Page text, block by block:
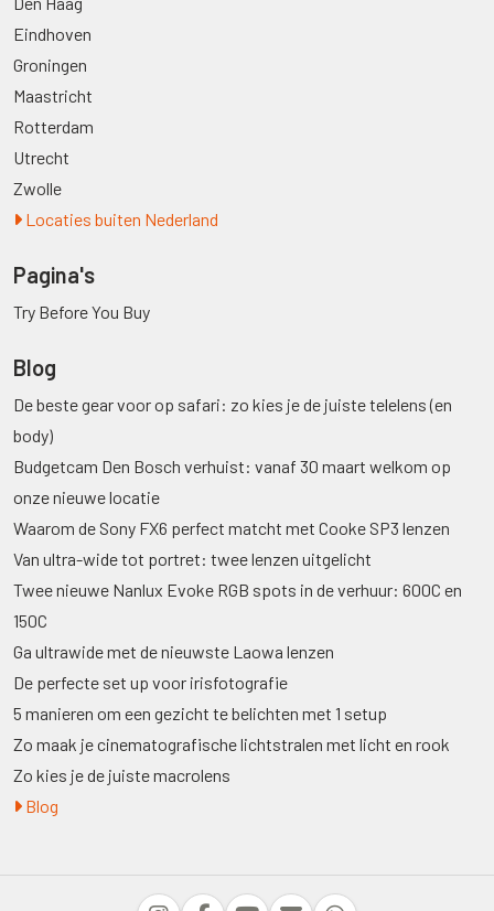
Eindhoven
Groningen
Maastricht
Rotterdam
Utrecht
Zwolle
Locaties buiten Nederland
Pagina's
Try Before You Buy
Blog
De beste gear voor op safari: zo kies je de juiste telelens (en
body)
Budgetcam Den Bosch verhuist: vanaf 30 maart welkom op
onze nieuwe locatie
Waarom de Sony FX6 perfect matcht met Cooke SP3 lenzen
Van ultra-wide tot portret: twee lenzen uitgelicht
Twee nieuwe Nanlux Evoke RGB spots in de verhuur: 600C en
150C
Ga ultrawide met de nieuwste Laowa lenzen
De perfecte set up voor irisfotografie
5 manieren om een gezicht te belichten met 1 setup
Zo maak je cinematografische lichtstralen met licht en rook
Zo kies je de juiste macrolens
Blog